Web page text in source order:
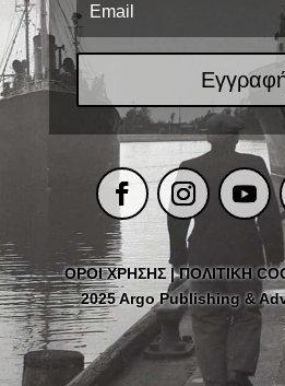
ΟΡΟΙ ΧΡΗΣΗΣ|ΠΟΛΙΤΙΚΗ
2025 Argo Publishing &